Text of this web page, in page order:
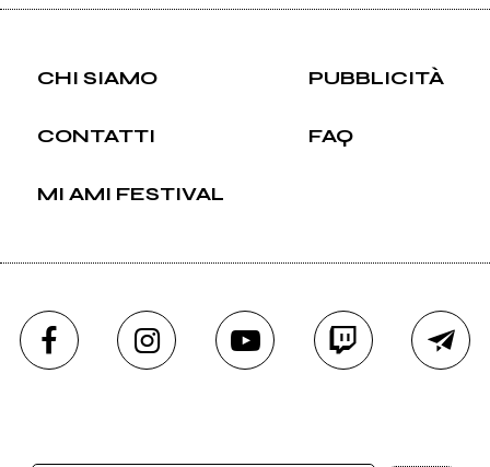
CHI SIAMO PUBBLICITÀ
CONTATTI FAQ
MI AMI FESTIVAL